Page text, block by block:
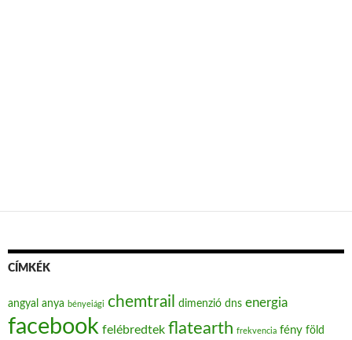
CÍMKÉK
angyal anya bényeiági chemtrail dimenzió dns energia
facebook felébredtek flatearth frekvencia fény föld